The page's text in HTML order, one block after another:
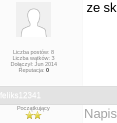
Liczba postów: 8
Liczba wątków: 3
Dołączył: Jun 2014
Reputacja: 0
ze
feliks12341
Początkujący